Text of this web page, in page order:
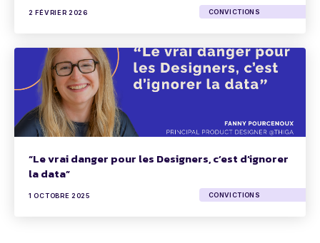
2 FÉVRIER 2026 CONVICTIONS
“Le vrai danger pour les Designers, c’est d’ignorer
la data”
1 OCTOBRE 2025 CONVICTIONS